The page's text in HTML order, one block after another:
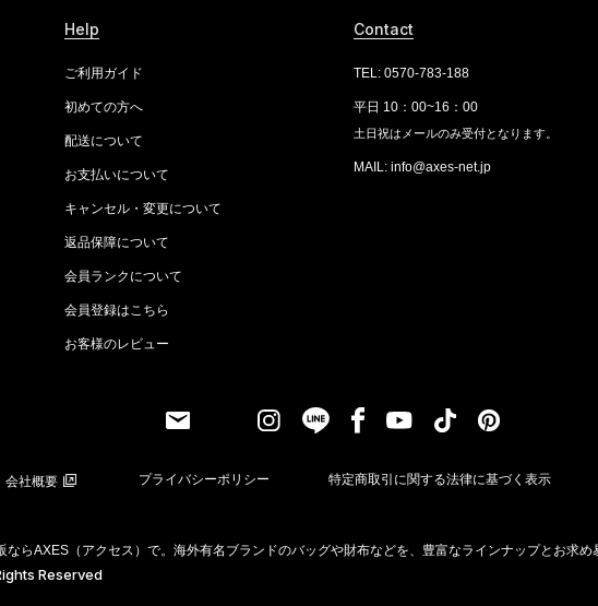
Help
ご利用ガイド
初めての方へ
配送について
お支払いについて
キャンセル・変更について
返品保障について
会員ランクについて
会員登録はこちら
お客様のレビュー
Contact
TEL: 0570-783-188
平日 10：00~16：00
土日祝はメールのみ受付となります。
MAIL: info@axes-net.jp
会社概要 プライバシーポリシー 特定商取引に関する法律に基づく表示
らAXES（アクセス）で。海外有名ブランドのバッグや財布などを、豊富なラインナップとお求め
Reserved